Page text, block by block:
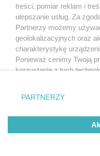
treści, pomiar reklam i
ulepszanie usług. Za
Partnerzy możemy
geolokalizacyjnych oraz
charakterystykę
Ponieważ cenimy Twoją
korzystanie z tych
zmienić/wycofać klikając
znajdujący się w lewym
rodzaje przetwarzania
użytkownika, ale masz
przetwarzaniu.
PARTNERZY